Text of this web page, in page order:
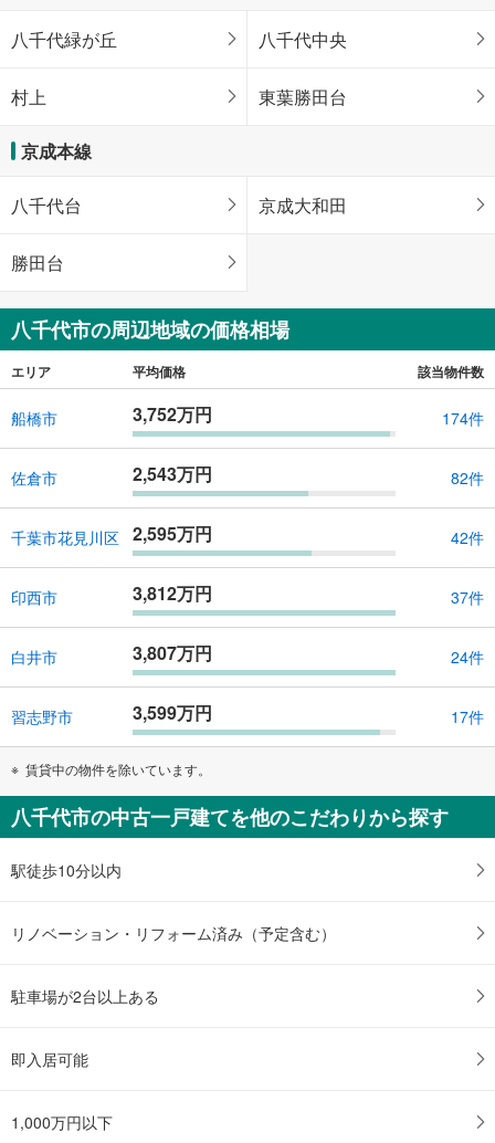
八千代緑が丘 八千代中央
村上 東葉勝田台
京成本線
八千代台 京成大和田
勝田台
八千代市の周辺地域の価格相場
エリア 平均価格 該当物件数
船橋市 3,752万円 174件
佐倉市 2,543万円 82件
千葉市花見川区 2,595万円 42件
印西市 3,812万円 37件
白井市 3,807万円 24件
習志野市 3,599万円 17件
賃貸中の物件を除いています。
八千代市の中古一戸建てを他のこだわりから探す
駅徒歩10分以内
リノベーション・リフォーム済み（予定含む）
駐車場が2台以上ある
即入居可能
1,000万円以下